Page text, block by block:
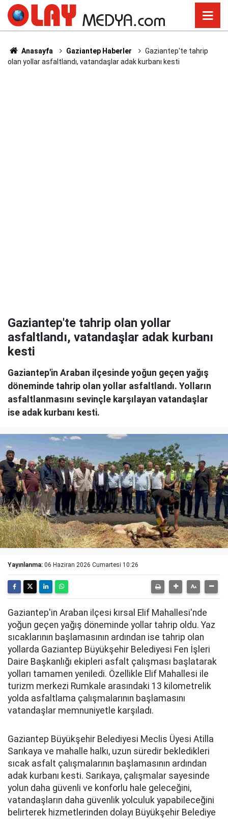
Anasayfa Gaziantep Haberler
Gaziantep'te tahrip
olan yollar asfaltlandı, vatandaşlar adak kurbanı kesti
Gaziantep'te tahrip olan yollar
asfaltlandı, vatandaşlar adak kurbanı
kesti
Gaziantep'in Araban ilçesinde yoğun geçen yağış
döneminde tahrip olan yollar asfaltlandı. Yolların
asfaltlanmasını sevinçle karşılayan vatandaşlar
ise adak kurbanı kesti.
Yayınlanma: 06 Haziran 2026 Cumartesi 10:26
Gaziantep'in Araban ilçesi kırsal Elif Mahallesi'nde
yoğun geçen yağış döneminde yollar tahrip oldu. Yaz
sıcaklarının başlamasının ardından ise tahrip olan
yollarda Gaziantep Büyükşehir Belediyesi Fen İşleri
Daire Başkanlığı ekipleri asfalt çalışması başlatarak
yolları tamamen yeniledi. Özellikle Elif Mahallesi ile
turizm merkezi Rumkale arasındaki 13 kilometrelik
yolda asfaltlama çalışmalarının başlamasını
vatandaşlar memnuniyetle karşıladı.
Gaziantep Büyükşehir Belediyesi Meclis Üyesi Atilla
Sarıkaya ve mahalle halkı, uzun süredir bekledikleri
sıcak asfalt çalışmalarının başlamasının ardından
adak kurbanı kesti. Sarıkaya, çalışmalar sayesinde
yolun daha güvenli ve konforlu hale geleceğini,
vatandaşların daha güvenlik yolculuk yapabileceğini
belirterek hizmetlerinden dolayı Büyükşehir Belediye